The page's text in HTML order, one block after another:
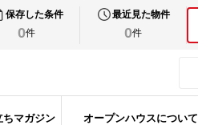
保存した条件
0件
最近見た物件
0件
ちマガジン オープンハウスについて